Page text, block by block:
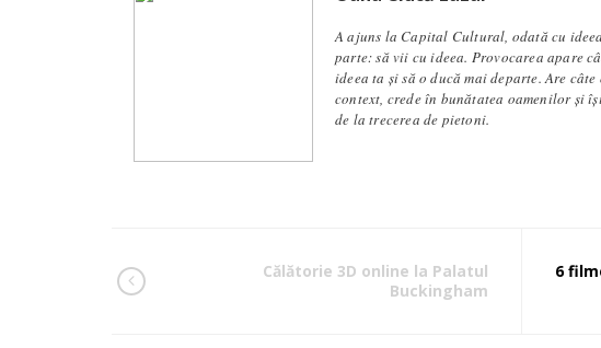
A ajuns la Capital Cultural, odată cu
parte: să vii cu ideea. Provocarea apare
ideea ta și să o ducă mai departe. Are
context, crede în bunătatea oamenilor și
de la trecerea de pietoni.
Călătorie 3D online la Palatul
Buckingham
6